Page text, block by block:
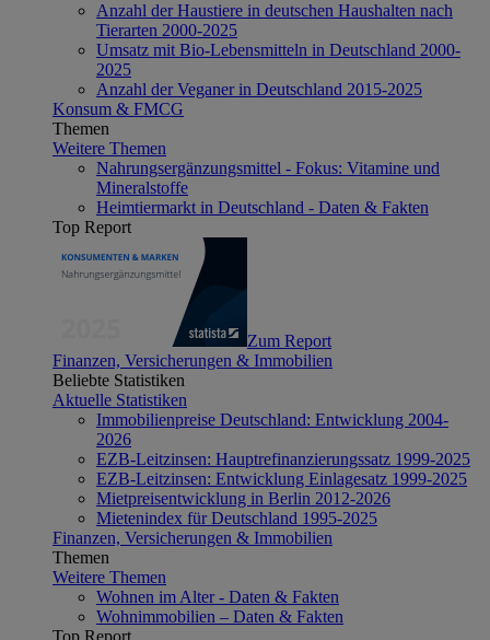
Anzahl der Haustiere in deutschen Haushalten nach
Tierarten 2000-2025
Umsatz mit Bio-Lebensmitteln in Deutschland 2000-
2025
Anzahl der Veganer in Deutschland 2015-2025
Konsum & FMCG
Themen
Weitere Themen
Nahrungsergänzungsmittel - Fokus: Vitamine und
Mineralstoffe
Heimtiermarkt in Deutschland - Daten & Fakten
Top Report
Zum Report
Finanzen, Versicherungen & Immobilien
Beliebte Statistiken
Aktuelle Statistiken
Immobilienpreise Deutschland: Entwicklung 2004-
2026
EZB-Leitzinsen: Hauptrefinanzierungssatz 1999-2025
EZB-Leitzinsen: Entwicklung Einlagesatz 1999-2025
Mietpreisentwicklung in Berlin 2012-2026
Mietenindex für Deutschland 1995-2025
Finanzen, Versicherungen & Immobilien
Themen
Weitere Themen
Wohnen im Alter - Daten & Fakten
Wohnimmobilien – Daten & Fakten
Top Report